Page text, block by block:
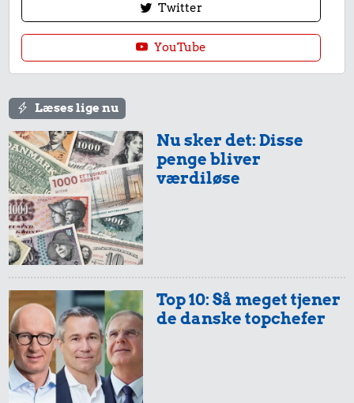
Twitter
YouTube
Læses lige nu
Nu sker det: Disse
penge bliver
værdiløse
Top 10: Så meget tjener
de danske topchefer